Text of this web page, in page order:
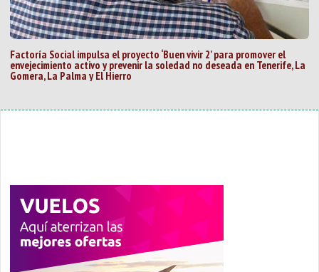
Factoría Social impulsa el proyecto ‘Buen vivir 2’ para promover el
envejecimiento activo y prevenir la soledad no deseada en Tenerife, La
Gomera, La Palma y El Hierro